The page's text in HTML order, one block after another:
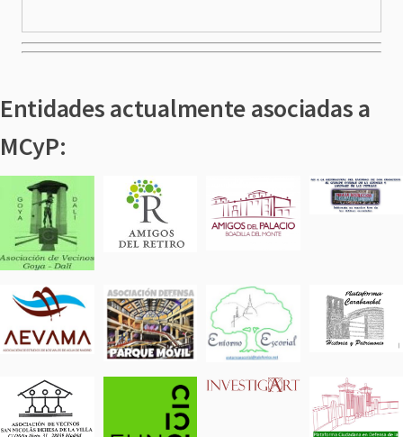
Entidades actualmente asociadas a
MCyP: